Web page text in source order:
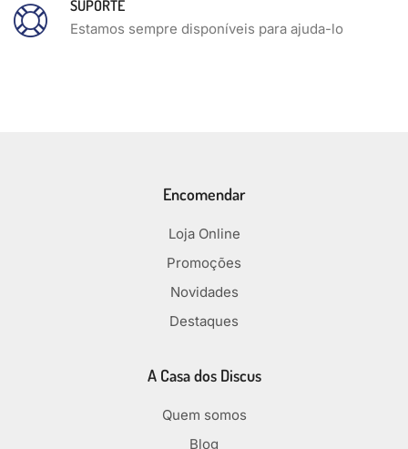
SUPORTE
Estamos sempre disponíveis para ajuda-lo
Encomendar
Loja Online
Promoções
Novidades
Destaques
A Casa dos Discus
Quem somos
Blog